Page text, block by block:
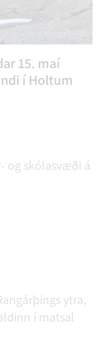
15. maí
í Holtum
og skólasvæði á
ytra,
í matsal